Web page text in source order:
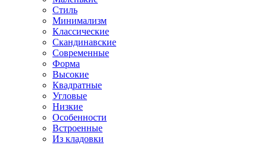
Стиль
Минимализм
Классические
Скандинавские
Современные
Форма
Высокие
Квадратные
Угловые
Низкие
Особенности
Встроенные
Из кладовки